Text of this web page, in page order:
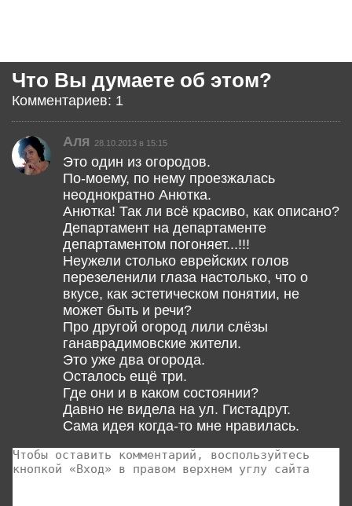
Что Вы думаете об этом?
Комментариев: 1
Аля 28.10.2013 в 15:15
Это один из огородов.
По-моему, по нему проезжалась
неоднократно Анютка.
Анютка! Так ли всё красиво, как описано?
Департамент на департаменте
департаментом погоняет...!!!
Неужели столько еврейских голов
перезеленили глаза настолько, что о
вкусе, как эстетическом понятии, не
может быть и речи?
Про другой огород лили слёзы
ганаврадимовские жители.
Это уже два огорода.
Осталось ещё три.
Где они и в каком состоянии?
Давно не видела на ул. Гистадрут.
Сама идея когда-то мне нравилась.